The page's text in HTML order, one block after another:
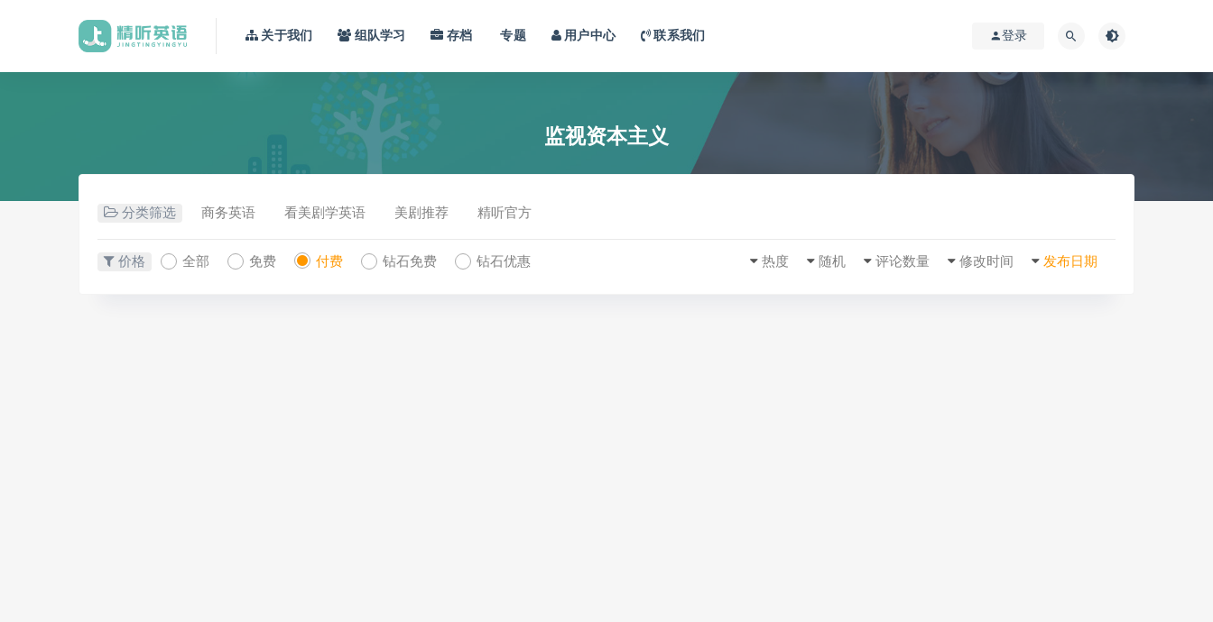
关于我们 组队学习 存档 专题 用户中心 联系我们 登录
监视资本主义
分类筛选 商务英语 看美剧学英语 美剧推荐 精听官方
价格 全部 免费 付费 钻石免费 钻石优惠 发布日期
修改时间
评论数量
随机
热度